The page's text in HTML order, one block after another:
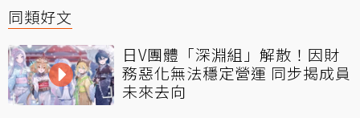
同類好文
日V團體「深淵組」解散！因財
務惡化無法穩定營運 同步揭成員
未來去向